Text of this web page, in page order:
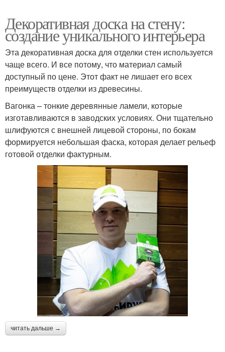
Декоративная доска на стену:
создание уникального интерьера
Эта декоративная доска для отделки стен используется
чаще всего. И все потому, что материал самый
доступный по цене. Этот факт не лишает его всех
преимуществ отделки из древесины.
Вагонка – тонкие деревянные ламели, которые
изготавливаются в заводских условиях. Они тщательно
шлифуются с внешней лицевой стороны, по бокам
формируется небольшая фаска, которая делает рельеф
готовой отделки фактурным.
читать дальше →